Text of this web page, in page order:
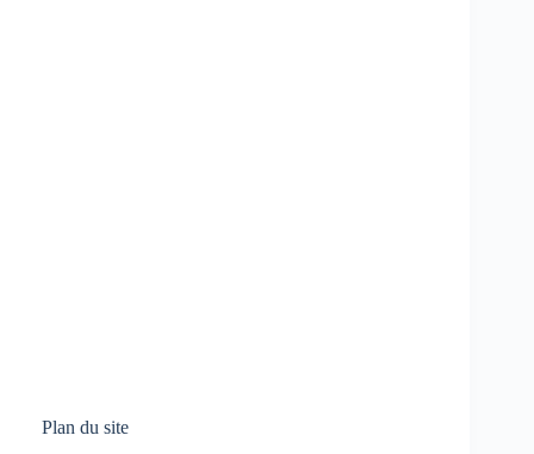
Plan du site